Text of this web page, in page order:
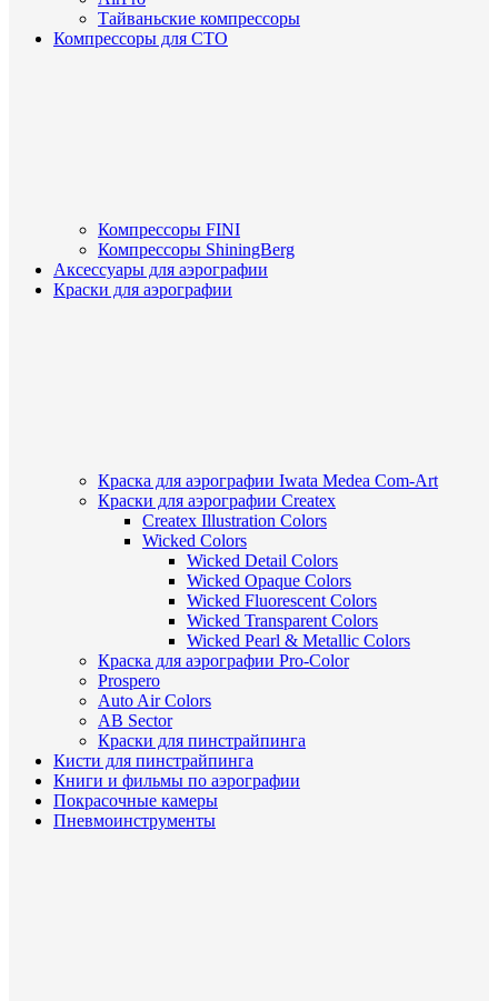
Тайваньские компрессоры
Компрессоры для СТО
Компрессоры FINI
Компрессоры ShiningBerg
Аксессуары для аэрографии
Краски для аэрографии
Краска для аэрографии Iwata Medea Com-Art
Краски для аэрографии Createx
Createx Illustration Colors
Wicked Colors
Wicked Detail Colors
Wicked Opaque Colors
Wicked Fluorescent Colors
Wicked Transparent Colors
Wicked Pearl & Metallic Colors
Краска для аэрографии Pro-Color
Prospero
Auto Air Colors
AB Sector
Краски для пинстрайпинга
Кисти для пинстрайпинга
Книги и фильмы по аэрографии
Покрасочные камеры
Пневмоинструменты